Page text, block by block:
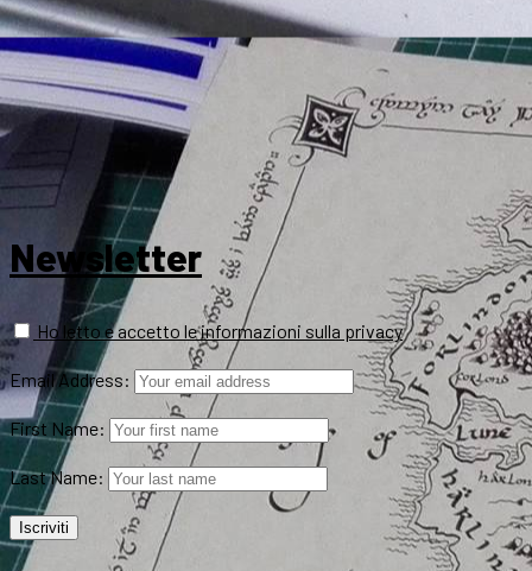
Newsletter
Ho letto e accetto le informazioni sulla privacy
Email Address:
First Name:
Last Name: